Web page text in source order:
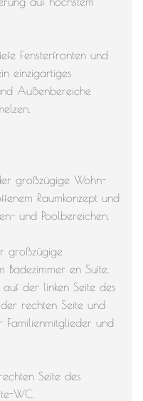
Fensterfronten und
einzigartiges
Außenbereiche
großzügige Wohn-
Raumkonzept und
und Poolbereichen.
großzügige
Badezimmer en Suite.
der linken Seite des
rechten Seite und
Familienmitglieder und
Seite des
WC.